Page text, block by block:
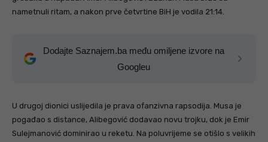
nametnuli ritam, a nakon prve četvrtine BiH je vodila 21:14.
Dodajte Saznajem.ba među omiljene izvore na
Googleu
U drugoj dionici uslijedila je prava ofanzivna rapsodija. Musa je
pogađao s distance, Alibegović dodavao novu trojku, dok je Emir
Sulejmanović dominirao u reketu. Na poluvrijeme se otišlo s velikih